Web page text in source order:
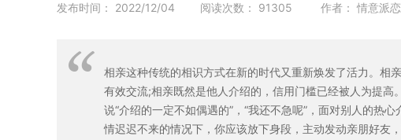
发布时间： 2022/12/04 阅读次数： 91305 作者： 情意派恋
相亲这种传统的相识方式在新的时代又重新焕发了活力。相
有效交流;相亲既然是他人介绍的，信用门槛已经被人为提
说“介绍的一定不如偶遇的”，“我还不急呢”，面对别人的热
情迟迟不来的情况下，你应该放下身段，主动发动亲朋好友